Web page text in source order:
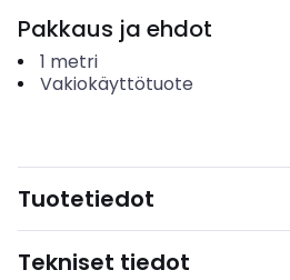
Pakkaus ja ehdot
1 metri
Vakiokäyttötuote
Tuotetiedot
Tekniset tiedot